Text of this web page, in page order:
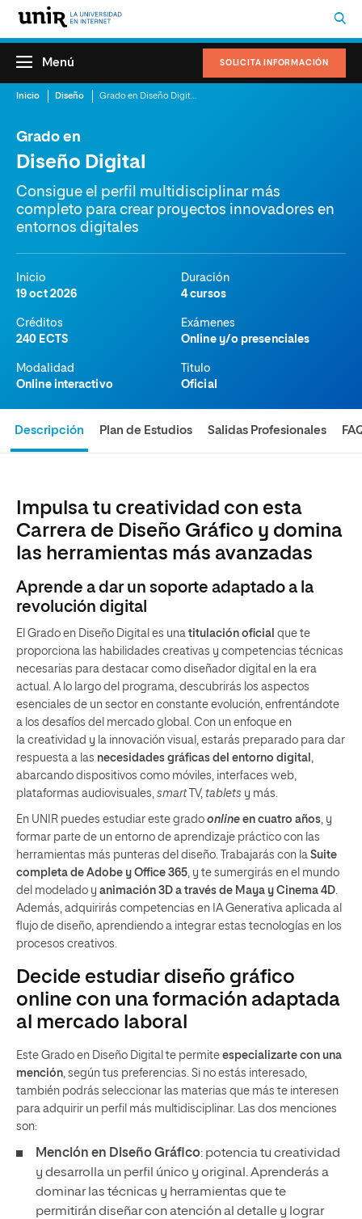
SOLICITA INFORMACIÓN
Menú
Inicio Diseño
Grado en
Diseño Digital
Consigue el perfil multidisciplinar más
completo para crear proyectos innovadores en
entornos digitales
Inicio
19 oct 2026
Duración
4 cursos
Créditos
240 ECTS
Exámenes
Online y/o presenciales
Modalidad
Online interactivo
Titulo
Oficial
Descripción Plan de Estudios Salidas Profesionales
Impulsa tu creatividad con esta
Carrera de Diseño Gráfico y domina
las herramientas más avanzadas
Aprende a dar un soporte adaptado a la
revolución digital
El Grado en Diseño Digital es una titulación oficial que te
proporciona las habilidades creativas y competencias técnicas
necesarias para destacar como diseñador digital en la era
actual. A lo largo del programa, descubrirás los aspectos
esenciales de un sector en constante evolución, enfrentándote
a los desafíos del mercado global. Con un enfoque en
la creatividad y la innovación visual, estarás preparado para dar
respuesta a las necesidades gráficas del entorno digital ,
abarcando dispositivos como móviles, interfaces web,
plataformas audiovisuales, smartTV, tablets y más.
En UNIR puedes estudiar este grado online en cuatro años, y
formar parte de un entorno de aprendizaje práctico con las
herramientas más punteras del diseño. Trabajarás con la Suite
completa de Adobe y Office 365, y te sumergirás en el mundo
del modelado y animación 3D a través de Maya y Cinema 4D.
Además, adquirirás competencias en IA Generativa aplicada al
flujo de diseño, aprendiendo a integrar estas tecnologías en los
procesos creativos.
Decide estudiar diseño gráfico
online con una formación adaptada
al mercado laboral
Este Grado en Diseño Digital te permite especializarte con una
mención, según tus preferencias. Si no estás interesado,
también podrás seleccionar las materias que más te interesen
para adquirir un perfil más multidisciplinar. Las dos menciones
son:
Mención en Diseño Gráfico: potencia tu creatividad
y desarrolla un perfil único y original. Aprenderás a
dominar las técnicas y herramientas que te
permitirán diseñar con atención al detalle y lograr